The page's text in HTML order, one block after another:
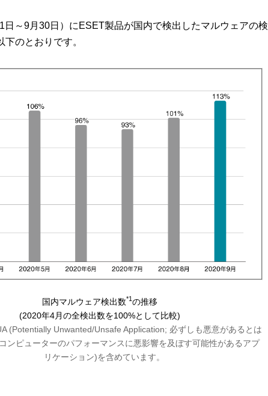
日～9月30日）にESET製品が国内で検出したマルウェアの検
のとおりです。
国内マルウェア検出数*1の推移
(2020年4月の全検出数を100%として比較)
(Potentially Unwanted/Unsafe Application; 必ずしも悪意があるとは
ンピューターのパフォーマンスに悪影響を及ぼす可能性があるアプ
リケーション)を含めています。